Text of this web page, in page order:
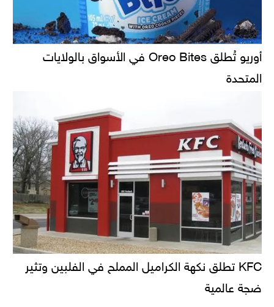
أوريو تُطلق Oreo Bites في الأسواق بالولايات
المتحدة
KFC تطلق نكهة الكراميل المملح في الفلبين وتثير
ضجة عالمية